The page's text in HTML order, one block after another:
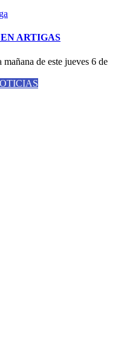
ARTIGAS
de este jueves 6 de